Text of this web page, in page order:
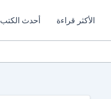
الأكثر قراءة أحدث الكتب